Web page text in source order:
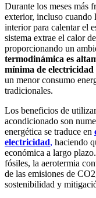
Durante los meses más
exterior, incluso cuando
interior para calentar el
sistema extrae el calor
proporcionando un
termodinámica es
mínima de
un menor consumo
tradicionales.
Los beneficios de
acondicionado son
energética se traduce en
electricidad, haciendo
económica a largo
fósiles, la aerotermia
de las emisiones de
sostenibilidad y